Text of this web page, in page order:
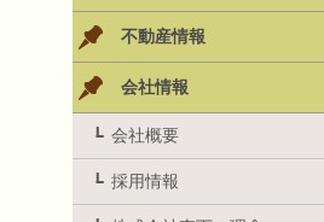
不動産情報
会社情報
会社概要
採用情報